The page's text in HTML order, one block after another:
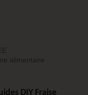
alimentaire
DIY Fraise